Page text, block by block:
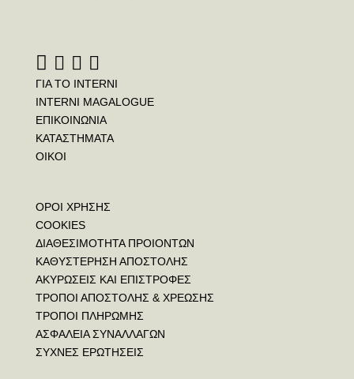
ΓΙΑ ΤΟ INTERNI
INTERNI MAGALOGUE
ΕΠΙΚΟΙΝΩΝΙΑ
ΚΑΤΑΣΤΗΜΑΤΑ
ΟΙΚΟΙ
ΟΡΟΙ ΧΡΗΣΗΣ
COOKIES
ΔΙΑΘΕΣΙΜΟΤΗΤΑ ΠΡΟΙΟΝΤΩΝ
ΚΑΘΥΣΤΕΡΗΣΗ ΑΠΟΣΤΟΛΗΣ
ΑΚΥΡΩΣΕΙΣ ΚΑΙ ΕΠΙΣΤΡΟΦΕΣ
ΤΡΟΠΟΙ ΑΠΟΣΤΟΛΗΣ & ΧΡΕΩΣΗΣ
ΤΡΟΠΟΙ ΠΛΗΡΩΜΗΣ
ΑΣΦΑΛΕΙΑ ΣΥΝΑΛΛΑΓΩΝ
ΣΥΧΝΕΣ ΕΡΩΤΗΣΕΙΣ